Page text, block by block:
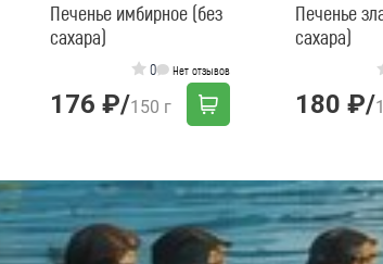
Печенье имбирное (без
сахара)
0 Нет отзывов
176 ₽/150 г
Печенье
сахара)
180 ₽/